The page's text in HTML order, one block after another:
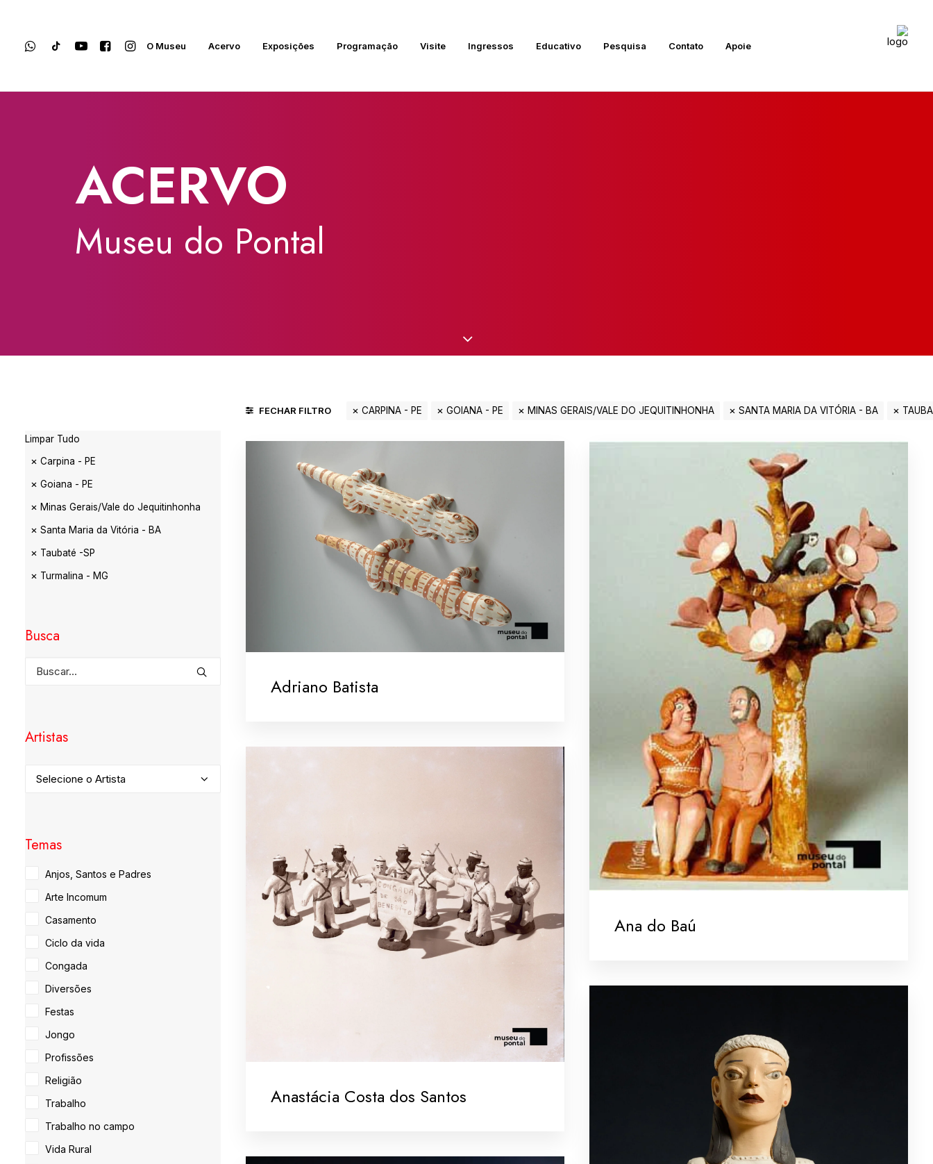
O Museu Acervo Exposições Programação Visite Ingressos Educativo Pesquisa Contato Apoie
ACERVO
Museu do Pontal
Limpar Tudo
Carpina - PE
Goiana - PE
Minas Gerais/Vale do Jequitinhonha
Santa Maria da Vitória - BA
Taubaté -SP
Turmalina - MG
Busca
Artistas
Temas
Anjos, Santos e Padres
Arte Incomum
Casamento
Ciclo da vida
Congada
Diversões
Festas
Jongo
Profissões
Religião
Trabalho
Trabalho no campo
Vida Rural
FECHAR FILTRO CARPINA - PE GOIANA - PE MINAS GERAIS/VALE DO JEQUITINHONHA SANTA MARIA DA VITÓRIA - BA
Adriano Batista
Ana do Baú
Anastácia Costa dos Santos